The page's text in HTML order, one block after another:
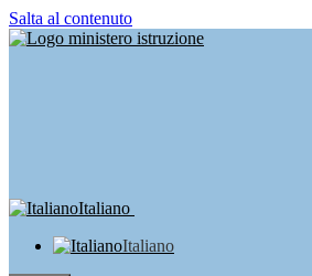
Salta al contenuto
Italiano
Italiano